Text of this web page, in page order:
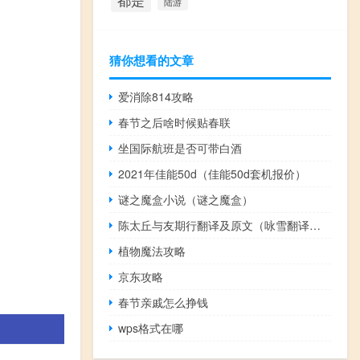
猜你想看的文章
爱消除814攻略
春节之后啥时候贴春联
坐国际航班是否可带白酒
2021年佳能50d（佳能50d套机报价）
谜之魔盒小说（谜之魔盒）
陈太丘与友期行翻译及原文（咏雪翻译及原文）
植物魔法攻略
京东攻略
春节亲戚怎么挣钱
wps格式在哪